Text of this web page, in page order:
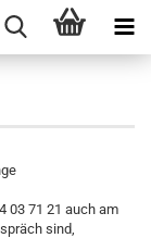
03 71 21 auch am
sind,